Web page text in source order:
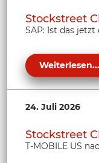
Stockstreet
SAP: Ist das
Weiterlesen...
24. Juli 2026
Stockstreet
T-MOBILE US